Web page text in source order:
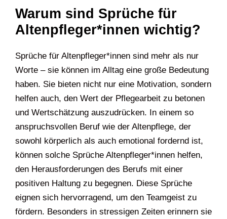
Warum sind Sprüche für
Altenpfleger*innen wichtig?
Sprüche für Altenpfleger*innen sind mehr als nur
Worte – sie können im Alltag eine große Bedeutung
haben. Sie bieten nicht nur eine Motivation, sondern
helfen auch, den Wert der Pflegearbeit zu betonen
und Wertschätzung auszudrücken. In einem so
anspruchsvollen Beruf wie der Altenpflege, der
sowohl körperlich als auch emotional fordernd ist,
können solche Sprüche Altenpfleger*innen helfen,
den Herausforderungen des Berufs mit einer
positiven Haltung zu begegnen. Diese Sprüche
eignen sich hervorragend, um den Teamgeist zu
fördern. Besonders in stressigen Zeiten erinnern sie